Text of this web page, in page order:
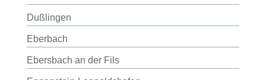
Dußlingen
Eberbach
Ebersbach an der Fils